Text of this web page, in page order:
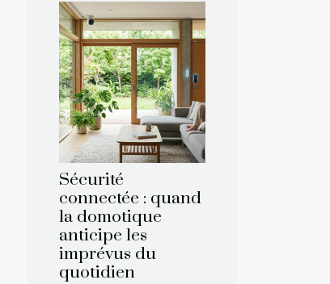
Sécurité
connectée : quand
la domotique
anticipe les
imprévus du
quotidien